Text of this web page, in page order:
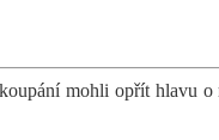
mohli opřít hlavu